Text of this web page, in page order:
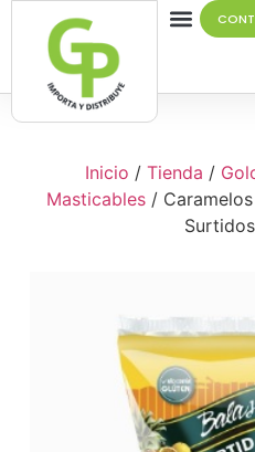
Inicio / Tienda /
Masticables /